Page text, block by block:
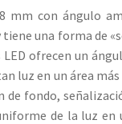
mm con ángulo
una forma de
ofrecen un
luz en un área
fondo,
de la luz en